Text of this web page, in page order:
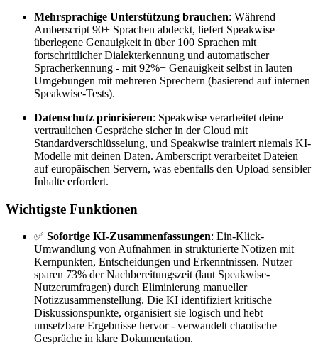
Mehrsprachige Unterstützung brauchen: Während
Amberscript 90+ Sprachen abdeckt, liefert Speakwise
überlegene Genauigkeit in über 100 Sprachen mit
fortschrittlicher Dialekterkennung und automatischer
Spracherkennung - mit 92%+ Genauigkeit selbst in lauten
Umgebungen mit mehreren Sprechern (basierend auf internen
Speakwise-Tests).
Datenschutz priorisieren: Speakwise verarbeitet deine
vertraulichen Gespräche sicher in der Cloud mit
Standardverschlüsselung, und Speakwise trainiert niemals KI-
Modelle mit deinen Daten. Amberscript verarbeitet Dateien
auf europäischen Servern, was ebenfalls den Upload sensibler
Inhalte erfordert.
Wichtigste Funktionen
✅ Sofortige KI-Zusammenfassungen: Ein-Klick-
Umwandlung von Aufnahmen in strukturierte Notizen mit
Kernpunkten, Entscheidungen und Erkenntnissen. Nutzer
sparen 73% der Nachbereitungszeit (laut Speakwise-
Nutzerumfragen) durch Eliminierung manueller
Notizzusammenstellung. Die KI identifiziert kritische
Diskussionspunkte, organisiert sie logisch und hebt
umsetzbare Ergebnisse hervor - verwandelt chaotische
Gespräche in klare Dokumentation.